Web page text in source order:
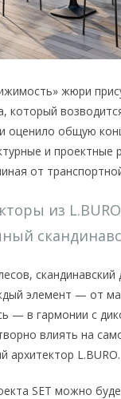
жюри
который
оценило общую
и проектные
от
из
элемент — от
— в гармонии с
влиять на
архитектор L.BURO.
SET можно